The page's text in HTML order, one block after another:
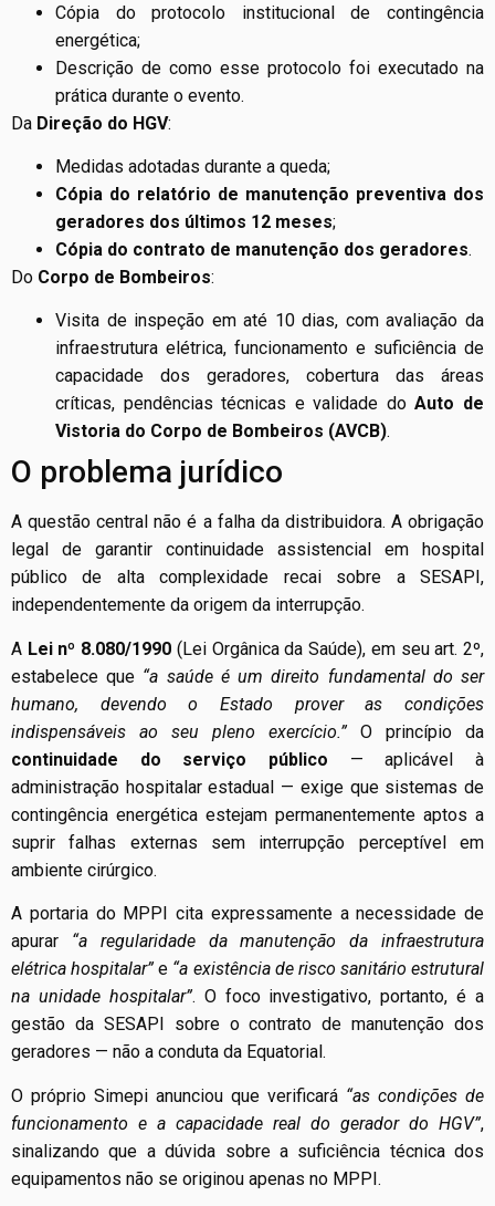
Cópia do protocolo institucional de contingência
energética;
Descrição de como esse protocolo foi executado na
prática durante o evento.
Da Direção do HGV:
Medidas adotadas durante a queda;
Cópia do relatório de manutenção preventiva dos
geradores dos últimos 12 meses;
Cópia do contrato de manutenção dos geradores.
Do Corpo de Bombeiros:
Visita de inspeção em até 10 dias, com avaliação da
infraestrutura elétrica, funcionamento e suficiência de
capacidade dos geradores, cobertura das áreas
críticas, pendências técnicas e validade doAuto de
Vistoria do Corpo de Bombeiros (AVCB).
O problema jurídico
A questão central não é a falha da distribuidora. A obrigação
legal de garantir continuidade assistencial em hospital
público de alta complexidade recai sobre a SESAPI,
independentemente da origem da interrupção.
A Lei nº 8.080/1990 (Lei Orgânica da Saúde), em seu art. 2º,
estabelece que “a saúde é um direito fundamental do ser
humano, devendo o Estado prover as condições
indispensáveis ao seu pleno exercício.” O princípio da
continuidade do serviço público — aplicável à
administração hospitalar estadual — exige que sistemas de
contingência energética estejam permanentemente aptos a
suprir falhas externas sem interrupção perceptível em
ambiente cirúrgico.
A portaria do MPPI cita expressamente a necessidade de
apurar “a regularidade da manutenção da infraestrutura
elétrica hospitalar” e “a existência de risco sanitário estrutural
na unidade hospitalar”. O foco investigativo, portanto, é a
gestão da SESAPI sobre o contrato de manutenção dos
geradores — não a conduta da Equatorial.
O próprio Simepi anunciou que verificará “as condições de
funcionamento e a capacidade real do gerador do HGV”,
sinalizando que a dúvida sobre a suficiência técnica dos
equipamentos não se originou apenas no MPPI.